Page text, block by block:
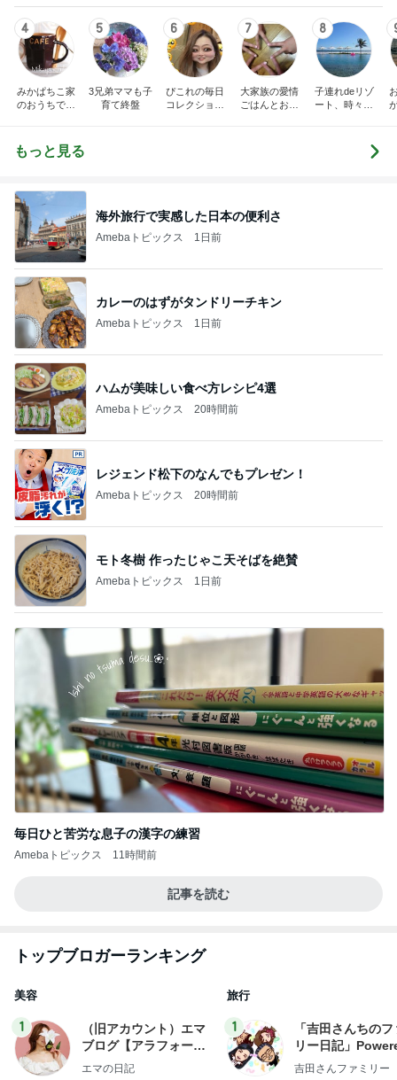
4
みかぱちこ家
のおうちでご
5
3兄弟ママも子
育て終盤
6
ぴこれの毎日
コレクション
7
大家族の愛情
ごはんとお弁
8
子連れdeリゾ
ート、時々キ
もっと見る
海外旅行で実感した日本の便利さ
Amebaトピックス 1日前
カレーのはずがタンドリーチキン
Amebaトピックス 1日前
ハムが美味しい食べ方レシピ4選
Amebaトピックス 20時間前
レジェンド松下のなんでもプレゼン！
Amebaトピックス 20時間前
モト冬樹 作ったじゃこ天そばを絶賛
Amebaトピックス 1日前
毎日ひと苦労な息子の漢字の練習
Amebaトピックス 11時間前
記事を読む
トップブロガーランキング
美容
1
（旧アカウント）エマ
ブログ【アラフォー会
社売却セカンドライ
エマの日記
旅行
1
「吉田さんちの
リー日記」
y Ameba 吉田さ
吉田さんファミリー